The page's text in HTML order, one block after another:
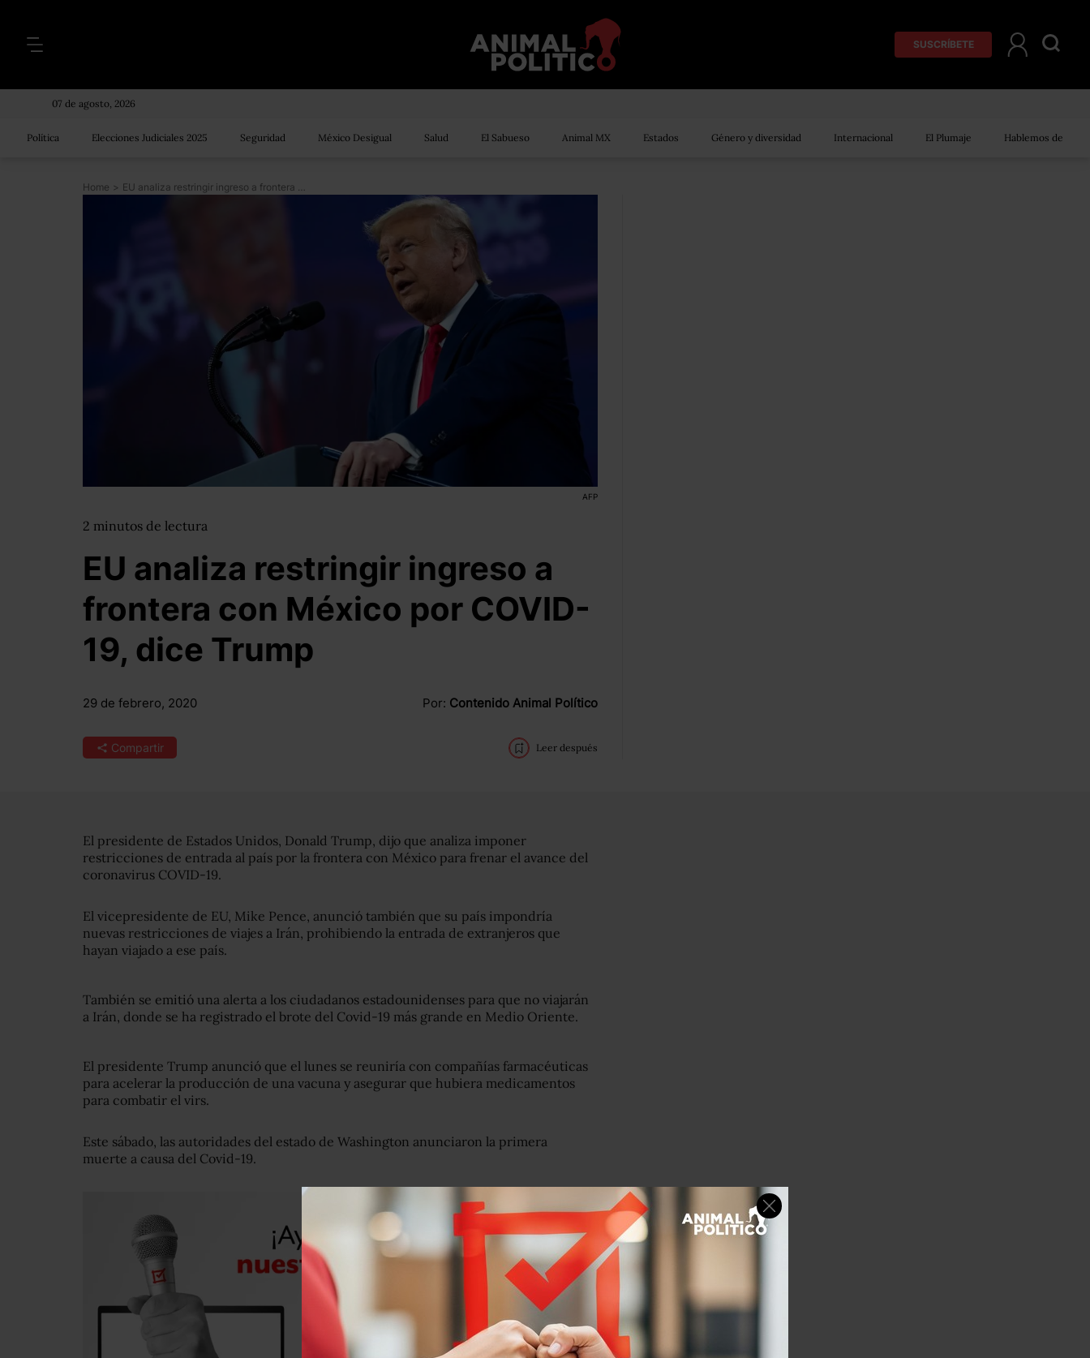
SUSCRÍBETE
07 de agosto, 2026
Política Elecciones Judiciales 2025 Seguridad México Desigual Salud El Sabueso Animal MX Estados Género y diversidad Internacional El Plumaje Hablemos de
Home > EU analiza restringir ingreso a frontera con México por COVID-19, dice Trump
AFP
2 minutos de lectura
EU analiza restringir ingreso a
frontera con México por COVID-
19, dice Trump
29 de febrero, 2020 Por: Contenido Animal Político
Compartir Leer después
El presidente de Estados Unidos, Donald Trump, dijo que analiza imponer
restricciones de entrada al país por la frontera con México para frenar el avance del
coronavirus COVID-19.
El vicepresidente de EU, Mike Pence, anunció también que su país impondría
nuevas restricciones de viajes a Irán, prohibiendo la entrada de extranjeros que
hayan viajado a ese país.
También se emitió una alerta a los ciudadanos estadounidenses para que no viajarán
a Irán, donde se ha registrado el brote del Covid-19 más grande en Medio Oriente.
El presidente Trump anunció que el lunes se reuniría con compañías farmacéuticas
para acelerar la producción de una vacuna y asegurar que hubiera medicamentos
para combatir el virs.
Este sábado, las autoridades del estado de Washington anunciaron la primera
muerte a causa del Covid-19.